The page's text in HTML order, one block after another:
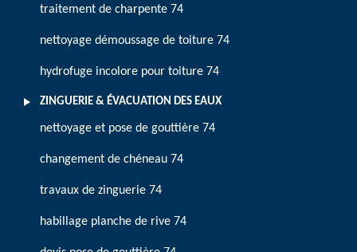
traitement de charpente 74
nettoyage démoussage de toiture 74
hydrofuge incolore pour toiture 74
ZINGUERIE & ÉVACUATION DES EAUX
nettoyage et pose de gouttière 74
changement de chéneau 74
travaux de zinguerie 74
habillage planche de rive 74